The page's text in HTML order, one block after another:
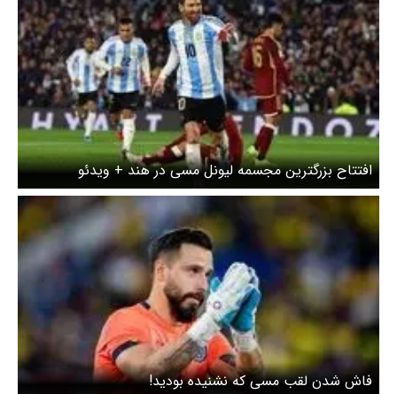
افتتاح بزرگترین مجسمه لیونل مسی در هند + ویدئو
فاش شدن لقب مسی که نشنیده بودید!